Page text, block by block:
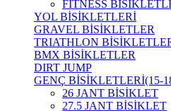
FITNESS
YOL BİSİKLETLERİ
GRAVEL BİSİKLETLER
TRIATHLON
BMX BİSİKLETLER
DIRT JUMP
GENÇ BİSİKLETLERİ(15-
26 JANT BİSİKLET
27.5 JANT BİSİKLET